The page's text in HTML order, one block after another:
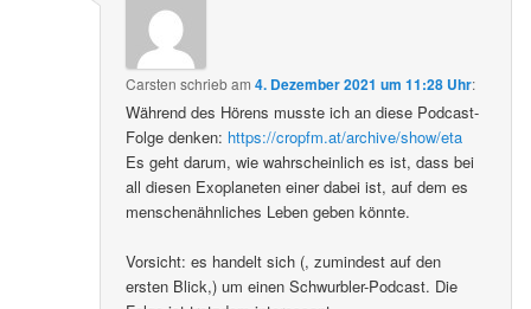
Carsten schriebam4. Dezember 2021 um 11:28 Uhr:
Während des Hörens musste ich an diese Podcast-
Folge denken: https://cropfm.at/archive/show/eta
Es geht darum, wie wahrscheinlich es ist, dass bei
all diesen Exoplaneten einer dabei ist, auf dem es
menschenähnliches Leben geben könnte.
Vorsicht: es handelt sich (, zumindest auf den
ersten Blick,) um einen Schwurbler-Podcast. Die